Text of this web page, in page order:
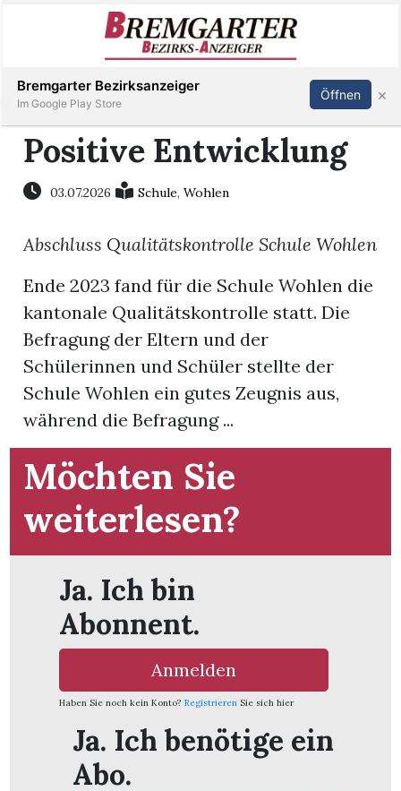
Immobilien
Stellen
E-
Paper
Newsletter
App
Bremgarten
Inserieren Abonnieren Anmelden
Positive Entwicklung
03.07.2026 Schule,Wohlen
Abschluss Qualitätskontrolle Schule Wohlen
Ende 2023 fand für die Schule Wohlen die
kantonale Qualitätskontrolle statt. Die
Befragung der Eltern und der
Schülerinnen und Schüler stellte der
Schule Wohlen ein gutes Zeugnis aus,
während die Befragung ...
Möchten Sie
weiterlesen?
Ja. Ich bin
Abonnent.
Anmelden
Haben Sie noch kein Konto? Registrieren Sie sich hier
Ja. Ich benötige ein
Abo.
Bremgarter Bezirksanzeiger
Im Google Play Store
Öffnen ×